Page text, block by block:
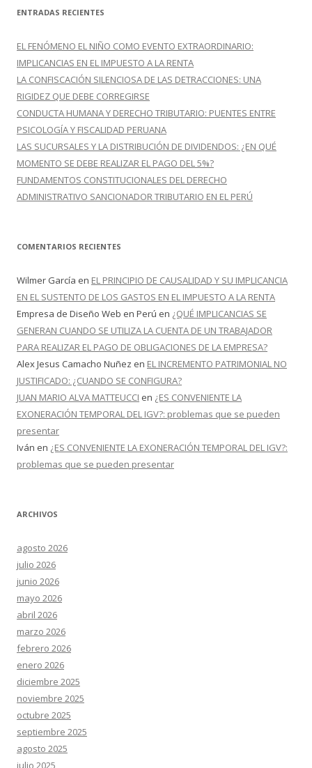
c
r
:
ENTRADAS RECIENTES
EL FENÓMENO EL NIÑO COMO EVENTO EXTRAORDINARIO:
IMPLICANCIAS EN EL IMPUESTO A LA RENTA
LA CONFISCACIÓN SILENCIOSA DE LAS DETRACCIONES: UNA
RIGIDEZ QUE DEBE CORREGIRSE
CONDUCTA HUMANA Y DERECHO TRIBUTARIO: PUENTES ENTRE
PSICOLOGÍA Y FISCALIDAD PERUANA
LAS SUCURSALES Y LA DISTRIBUCIÓN DE DIVIDENDOS: ¿EN QUÉ
MOMENTO SE DEBE REALIZAR EL PAGO DEL 5%?
FUNDAMENTOS CONSTITUCIONALES DEL DERECHO
ADMINISTRATIVO SANCIONADOR TRIBUTARIO EN EL PERÚ
COMENTARIOS RECIENTES
Wilmer García en EL PRINCIPIO DE CAUSALIDAD Y SU IMPLICANCIA
EN EL SUSTENTO DE LOS GASTOS EN EL IMPUESTO A LA RENTA
Empresa de Diseño Web en Perú en ¿QUÉ IMPLICANCIAS SE
GENERAN CUANDO SE UTILIZA LA CUENTA DE UN TRABAJADOR
PARA REALIZAR EL PAGO DE OBLIGACIONES DE LA EMPRESA?
Alex Jesus Camacho Nuñez en EL INCREMENTO PATRIMONIAL NO
JUSTIFICADO: ¿CUANDO SE CONFIGURA?
JUAN MARIO ALVA MATTEUCCI en ¿ES CONVENIENTE LA
EXONERACIÓN TEMPORAL DEL IGV?: problemas que se pueden
presentar
Iván en ¿ES CONVENIENTE LA EXONERACIÓN TEMPORAL DEL IGV?:
problemas que se pueden presentar
ARCHIVOS
agosto 2026
julio 2026
junio 2026
mayo 2026
abril 2026
marzo 2026
febrero 2026
enero 2026
diciembre 2025
noviembre 2025
octubre 2025
septiembre 2025
agosto 2025
julio 2025